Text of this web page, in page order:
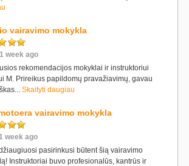
vairavimo mokykla
week ago
rekomendacijos mokyklai ir instruktoriui
M. Prireikus papildomų pravažiavimų, gavau
Skaityti daugiau
vairavimo mokykla
week ago
pasirinkusi būtent šią vairavimo
Instruktoriai buvo profesionalūs, kantrūs ir